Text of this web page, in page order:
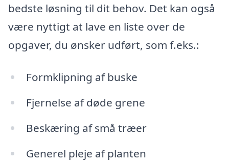
bedste løsning til dit behov. Det kan også
være nyttigt at lave en liste over de
opgaver, du ønsker udført, som f.eks.:
Formklipning af buske
Fjernelse af døde grene
Beskæring af små træer
Generel pleje af planten